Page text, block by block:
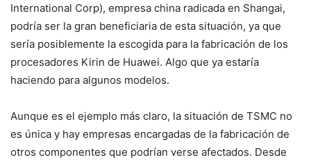
International Corp), empresa china radicada en Shangai,
podría ser la gran beneficiaria de esta situación, ya que
sería posiblemente la escogida para la fabricación de los
procesadores Kirin de Huawei. Algo que ya estaría
haciendo para algunos modelos.
Aunque es el ejemplo más claro, la situación de TSMC no
es única y hay empresas encargadas de la fabricación de
otros componentes que podrían verse afectados. Desde